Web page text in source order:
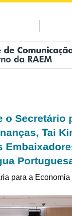
o Secretário
Tai
para a